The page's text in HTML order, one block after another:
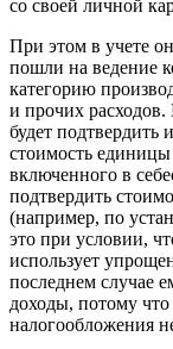
со своей личной
При этом в учете
пошли на ведение
категорию
и прочих
будет подтвердить
стоимость единицы
включенного в
подтвердить
(например, по
это при условии,
использует
последнем случае
доходы, потому что
налогообложения